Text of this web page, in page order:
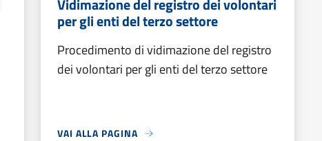
Vidimazione del registro dei volontari
per gli enti del terzo settore
Procedimento di vidimazione del registro
dei volontari per gli enti del terzo settore
VAI ALLA PAGINA